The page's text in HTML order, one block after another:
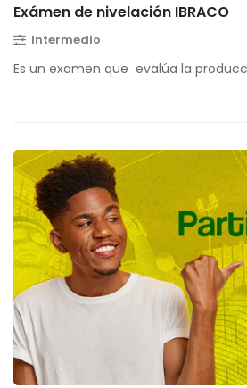
Exámen de nivelación IBRACO
Intermedio
Es un examen que evalúa la